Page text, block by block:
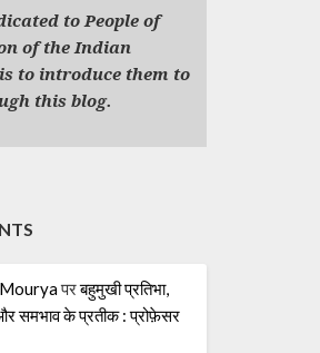
to People of
of the Indian
to introduce them to
this blog.
परबहुमुखी प्रतिभा,
और समभाव के प्रतीक : प्रोफ़ेसर